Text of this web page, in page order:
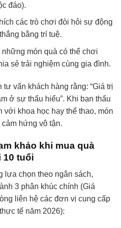
đáo).
các trò chơi đòi hỏi sự động
bằng trí tuệ.
những món quà có thể chơi
sẻ trải nghiệm cùng gia đình.
vấn khách hàng rằng: “Giá trị
ở sự thấu hiểu”. Khi bạn thấu
với khoa học hay thể thao, món
hứng vô tận.
khảo khi mua quà
10 tuổi
lựa chọn theo ngân sách,
3 phân khúc chính (Giá
liên hệ các đơn vị cung cấp
tế năm 2026):